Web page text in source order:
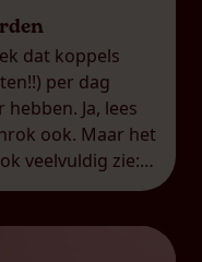
dat koppels
per dag
Ja, lees
ook. Maar het
veelvuldig zie: